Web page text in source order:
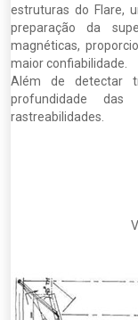
estruturas do Flare,
preparação da
magnéticas,
maior confiabilidade.
Além de detectar
profundidade
rastreabilidades.
Vista da